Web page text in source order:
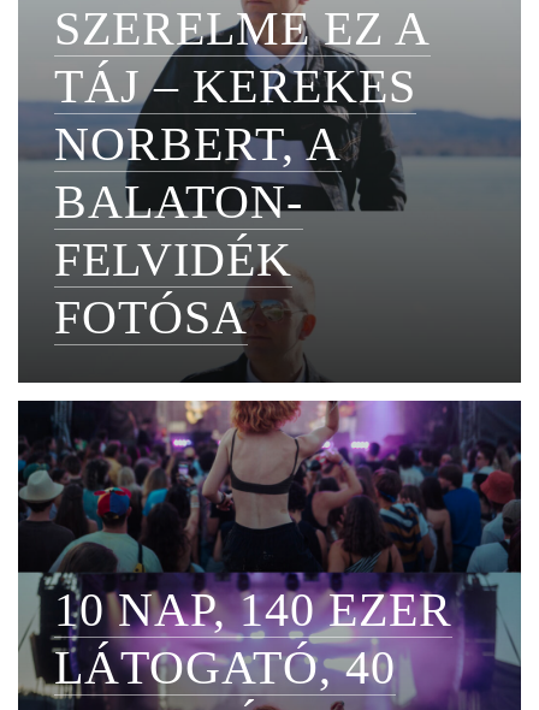
SZERELME EZ A
TÁJ – KEREKES
NORBERT, A
BALATON-
FELVIDÉK
FOTÓSA
10 NAP, 140 EZER
LÁTOGATÓ, 40